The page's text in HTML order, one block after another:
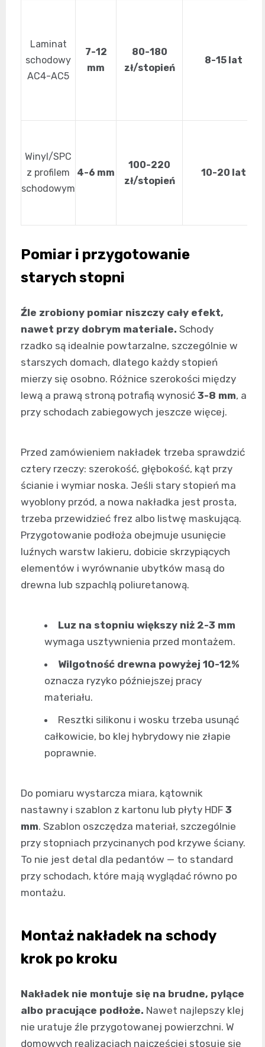
Laminat
schodowy
AC4-AC5
7-12
mm
80-180
zł/stopień
8-15 lat
Winyl/SPC
z profilem
schodowym
4-6 mm
100-220
zł/stopień
10-20 lat
Pomiar i przygotowanie
starych stopni
Źle zrobiony pomiar niszczy cały efekt,
nawet przy dobrym materiale. Schody
rzadko są idealnie powtarzalne, szczególnie w
starszych domach, dlatego każdy stopień
mierzy się osobno. Różnice szerokości między
lewą a prawą stroną potrafią wynosić 3-8 mm, a
przy schodach zabiegowych jeszcze więcej.
Przed zamówieniem nakładek trzeba sprawdzić
cztery rzeczy: szerokość, głębokość, kąt przy
ścianie i wymiar noska. Jeśli stary stopień ma
wyoblony przód, a nowa nakładka jest prosta,
trzeba przewidzieć frez albo listwę maskującą.
Przygotowanie podłoża obejmuje usunięcie
luźnych warstw lakieru, dobicie skrzypiących
elementów i wyrównanie ubytków masą do
drewna lub szpachlą poliuretanową.
Luz na stopniu większy niż 2-3 mm
wymaga usztywnienia przed montażem.
Wilgotność drewna powyżej 10-12%
oznacza ryzyko późniejszej pracy
materiału.
Resztki silikonu i wosku trzeba usunąć
całkowicie, bo klej hybrydowy nie złapie
poprawnie.
Do pomiaru wystarcza miara, kątownik
nastawny i szablon z kartonu lub płyty HDF 3
mm. Szablon oszczędza materiał, szczególnie
przy stopniach przycinanych pod krzywe ściany.
To nie jest detal dla pedantów — to standard
przy schodach, które mają wyglądać równo po
montażu.
Montaż nakładek na schody
krok po kroku
Nakładek nie montuje się na brudne, pylące
albo pracujące podłoże. Nawet najlepszy klej
nie uratuje źle przygotowanej powierzchni. W
domowych realizacjach najczęściej stosuje się